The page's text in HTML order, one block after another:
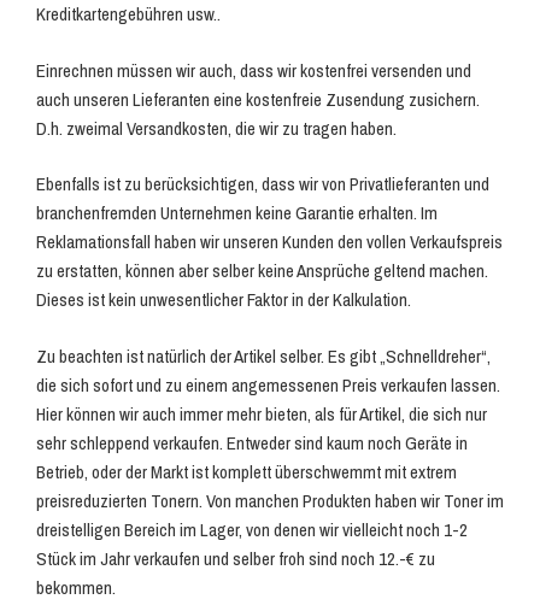
Kreditkartengebühren usw..
Einrechnen müssen wir auch, dass wir kostenfrei versenden und
auch unseren Lieferanten eine kostenfreie Zusendung zusichern.
D.h. zweimal Versandkosten, die wir zu tragen haben.
Ebenfalls ist zu berücksichtigen, dass wir von Privatlieferanten und
branchenfremden Unternehmen keine Garantie erhalten. Im
Reklamationsfall haben wir unseren Kunden den vollen Verkaufspreis
zu erstatten, können aber selber keine Ansprüche geltend machen.
Dieses ist kein unwesentlicher Faktor in der Kalkulation.
Zu beachten ist natürlich der Artikel selber. Es gibt „Schnelldreher“,
die sich sofort und zu einem angemessenen Preis verkaufen lassen.
Hier können wir auch immer mehr bieten, als für Artikel, die sich nur
sehr schleppend verkaufen. Entweder sind kaum noch Geräte in
Betrieb, oder der Markt ist komplett überschwemmt mit extrem
preisreduzierten Tonern. Von manchen Produkten haben wir Toner im
dreistelligen Bereich im Lager, von denen wir vielleicht noch 1-2
Stück im Jahr verkaufen und selber froh sind noch 12.-€ zu
bekommen.